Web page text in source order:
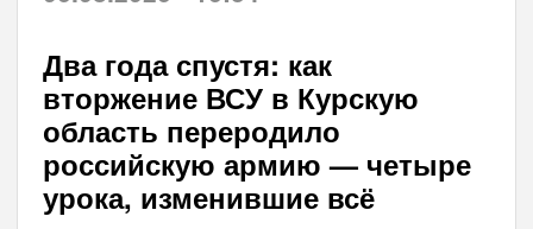
Два года спустя: как
вторжение ВСУ в Курскую
область переродило
российскую армию — четыре
урока, изменившие всё